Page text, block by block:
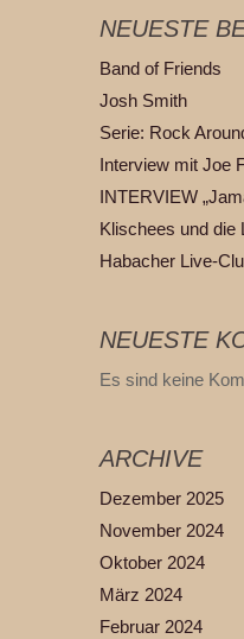
NEUESTE
Band of Friends
Josh Smith
Serie: Rock
Interview mit Joe
INTERVIEW
Klischees und die
Habacher Live-
NEUESTE
Es sind keine
ARCHIVE
Dezember 2025
November 2024
Oktober 2024
März 2024
Februar 2024